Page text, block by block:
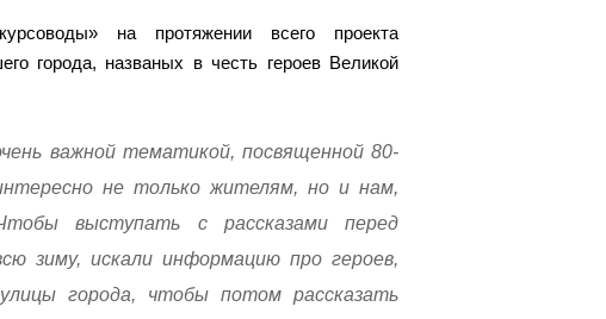
на протяжении всего проекта
города, названых в честь героев Великой
важной тематикой, посвященной 80-
не только жителям, но и нам,
выступать с рассказами перед
зиму, искали информацию про героев,
города, чтобы потом рассказать